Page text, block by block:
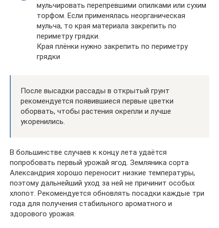
мульчировать перепревшими опилками или сухим
торфом. Если применялась неорганическая
мульча, то края материала закрепить по
периметру грядки.
Края плёнки нужно закрепить по периметру
грядки
После высадки рассады в открытый грунт
рекомендуется появившиеся первые цветки
оборвать, чтобы растения окрепли и лучше
укоренились.
В большинстве случаев к концу лета удаётся
попробовать первый урожай ягод. Земляника сорта
Александрия хорошо переносит низкие температуры,
поэтому дальнейший уход за ней не причинит особых
хлопот. Рекомендуется обновлять посадки каждые три
года для получения стабильного ароматного и
здорового урожая.